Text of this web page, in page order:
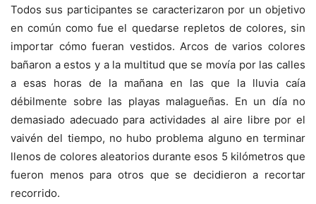
Todos sus participantes se caracterizaron por un objetivo
en común como fue el quedarse repletos de colores, sin
importar cómo fueran vestidos. Arcos de varios colores
bañaron a estos y a la multitud que se movía por las calles
a esas horas de la mañana en las que la lluvia caía
débilmente sobre las playas malagueñas. En un día no
demasiado adecuado para actividades al aire libre por el
vaivén del tiempo, no hubo problema alguno en terminar
llenos de colores aleatorios durante esos 5 kilómetros que
fueron menos para otros que se decidieron a recortar
recorrido.